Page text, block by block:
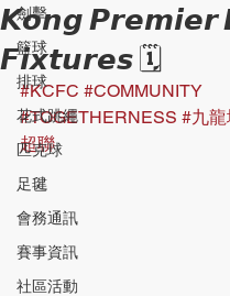
劍擊
籃球
排球
花式跳繩
匹克球
足毽
會務通訊
賽事資訊
社區活動
𝙆𝙤𝙣𝙜 𝙋𝙧𝙚𝙢𝙞𝙚𝙧
𝙁𝙞𝙭𝙩𝙪𝙧𝙚𝙨 🗓
#KCFC #COMMUNITY
#TOGETHERNESS #九
超聯